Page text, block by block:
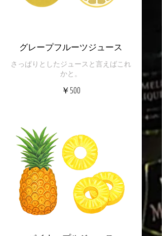
グレープフルーツジュース
さっぱりとしたジュースと言えばこれ
かと。
￥500